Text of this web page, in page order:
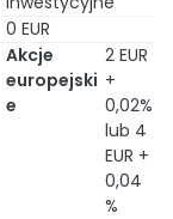
0 EUR
Akcje
europejski
e
2 EUR
+
0,02%
lub 4
EUR +
0,04
%